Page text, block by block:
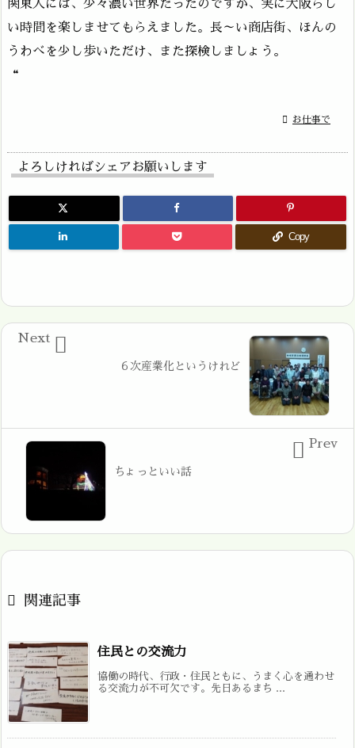
関東人には、少々濃い世界だったのですが、実に大阪らし
い時間を楽しませてもらえました。長～い商店街、ほんの
うわべを少し歩いただけ、また探検しましょう。
“
 お仕事で
よろしければシェアお願いします
Copy
６次産業化というけれど
Next
ちょっといい話
Prev
 関連記事
住民との交流力
協働の時代、行政・住民ともに、うまく心を通わせ
る交流力が不可欠です。先日あるまち ...